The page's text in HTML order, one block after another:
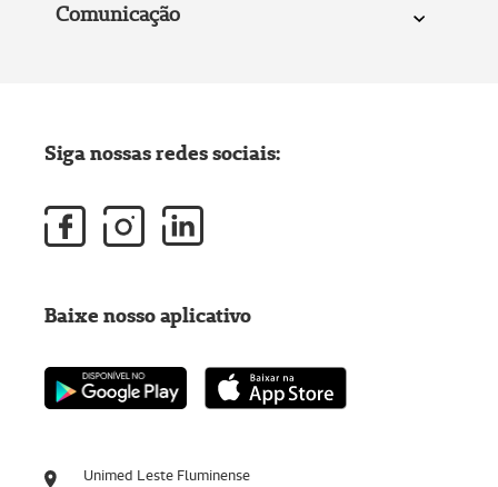
Comunicação
Unimed Leste Fluminense
Siga nossas redes sociais:
Baixe nosso aplicativo